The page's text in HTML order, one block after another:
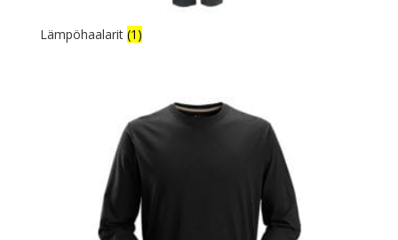
Lämpöhaalarit (1)